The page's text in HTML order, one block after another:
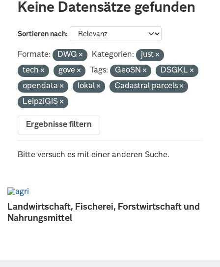
Landwirtschaft, Fischerei, Forstwirtschaft und
Nahrungsmittel
Keine Datensätze gefunden
Sortieren nach
Formate: DWG Kategorien:
just
tech
gove Tags: GeoSN
DSGKL
opendata
lokal
Cadastral parcels
LeipziGIS
Ergebnisse filtern
Bitte versuch es mit einer anderen Suche.